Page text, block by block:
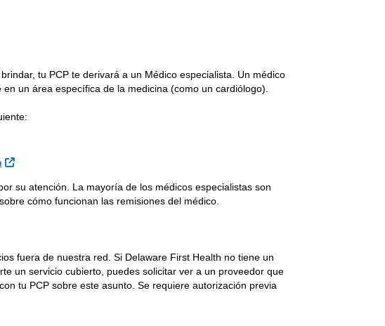
tu PCP te derivará a un Médico especialista. Un médico
un área específica de la medicina (como un cardiólogo).
Sitio Externo
su atención. La mayoría de los médicos especialistas son
cómo funcionan las remisiones del médico.
fuera de nuestra red. Si Delaware First Health no tiene un
un servicio cubierto, puedes solicitar ver a un proveedor que
tu PCP sobre este asunto. Se requiere autorización previa